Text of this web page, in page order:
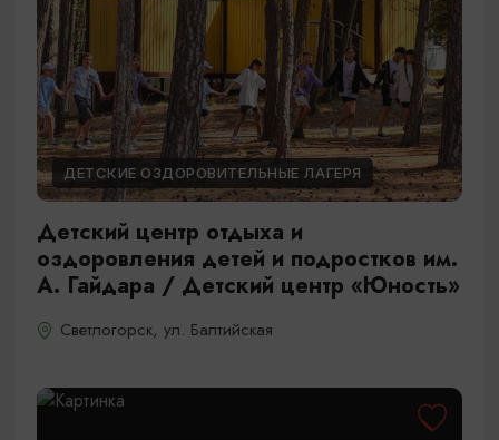
ДЕТСКИЕ ОЗДОРОВИТЕЛЬНЫЕ ЛАГЕРЯ
Детский центр отдыха и
оздоровления детей и подростков им.
А. Гайдара / Детский центр «Юность»
Светлогорск, ул. Балтийская